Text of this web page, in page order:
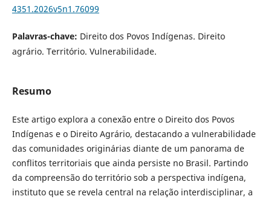
4351.2026v5n1.76099
Palavras-chave: Direito dos Povos Indígenas. Direito
agrário. Território. Vulnerabilidade.
Resumo
Este artigo explora a conexão entre o Direito dos Povos
Indígenas e o Direito Agrário, destacando a vulnerabilidade
das comunidades originárias diante de um panorama de
conflitos territoriais que ainda persiste no Brasil. Partindo
da compreensão do território sob a perspectiva indígena,
instituto que se revela central na relação interdisciplinar, a